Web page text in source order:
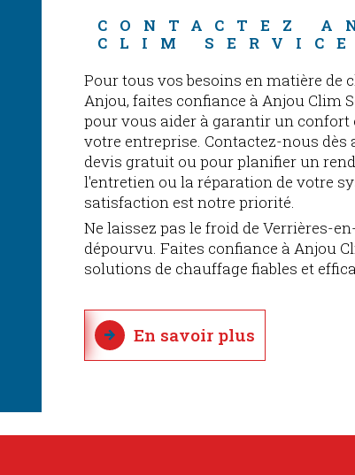
CONTACTEZ
CLIM
Pour tous vos besoins en matière de
Anjou, faites confiance à Anjou Clim
pour vous aider à garantir un
votre entreprise. Contactez-nous
devis gratuit ou pour planifier un
l'entretien ou la réparation de votre
satisfaction est notre priorité.
Ne laissez pas le froid de Verrières-
dépourvu. Faites confiance à Anjou
solutions de chauffage fiables et
En savoir plus